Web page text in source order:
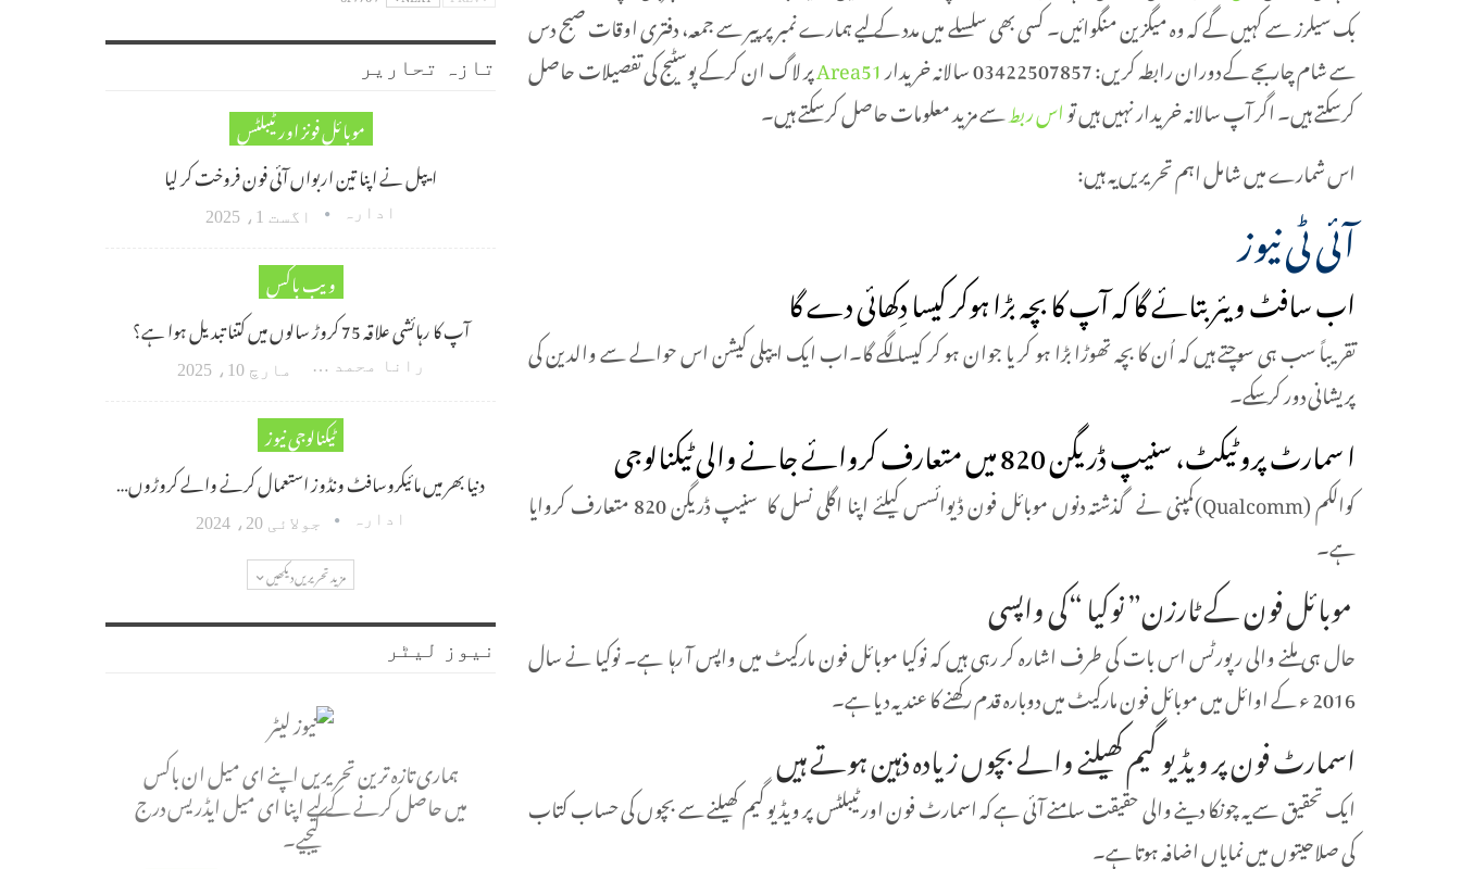
بک سیلرز سے کہیں گے کہ وہ میگزین منگوائیں۔ کسی بھی سلسلے میں مدد کے لیے ہمارے نمبر پر پیر سے جمعہ، دفتری اوقات صبح دس
سے شام چار بجے کے دوران رابطہ کریں: 03422507857 سالانہ خریدار
Area51پر لاگ ان کرکے پوسٹیج کی تفصیلات حاصل
کرسکتے ہیں۔ اگر آپ سالانہ خریدار نہیں ہیں تواس ربطسے مزید معلومات حاصل کرسکتے ہیں۔
اس شمارے میں شامل اہم تحریریں یہ ہیں:
آئی ٹی نیوز
اب سافٹ ویئر بتائے گا کہ آپ کا بچہ بڑا ہوکر کیسا دِکھائی دے گا
تقریباً سب ہی سوچتے ہیں کہ اُن کا بچہ تھوڑا بڑا ہو کر یا جوان ہو کر کیسا لگے گا۔اب ایک ایپلی کیشن اس حوالے سے والدین کی
پریشانی دور کر سکے۔
ا سمارٹ پروٹیکٹ، سنیپ ڈریگن 820 میں متعارف کروائے جانے والی ٹیکنالوجی
کوالکم (Qualcomm)کمپنی نے گذشتہ دنوں موبائل فون ڈیوائسس کیلئے اپنا اگلی نسل کا سنیپ ڈریگن 820 متعارف کروایا
ہے۔
موبائل فون کے ٹارزن” نوکیا “کی واپسی
حال ہی ملنے والی رپورٹس اس بات کی طرف اشارہ کر رہی ہیں کہ نوکیا موبائل فون مارکیٹ میں واپس آ رہا ہے۔ نوکیا نے سال
2016 ء کے اوائل میں موبائل فون مارکیٹ میں دوبارہ قدم رکھنے کا عندیہ دیا ہے۔
اسمارٹ فون پر ویڈیو گیم کھیلنے والے بچوں زیادہ ذہین ہوتے ہیں
ایک تحقیق سے یہ چونکا دینے والی حقیقت سامنے آئی ہے کہ اسمارٹ فون اور ٹیبلٹس پر ویڈیو گیم کھیلنے سے بچوں کی حساب کتاب
کی صلاحیتوں میں نمایاں اضافہ ہوتا ہے۔
تازہ تحاریر
موبائل فونز اور ٹیبلٹس
ایپل نے اپنا تین اربواں آئی فون فروخت کر لیا
ادارہ اگست 1، 2025
ویب باکس
آپ کا رہائشی علاقہ 75 کروڑ سالوں میں کتنا تبدیل ہوا ہے؟
رانا محمد امین اکبر مارچ 10، 2025
ٹیکنالوجی نیوز
دنیا بھر میں مائیکروسافٹ ونڈوز استعمال کرنے والے کروڑوں…
ادارہ جولائی 20، 2024
مزید تحریریں دیکھیں
نیوز لیٹر
ہماری تازہ ترین تحریریں اپنے ای میل ان باکس
میں حاصل کرنے کے لیے اپنا ای میل ایڈریس درج
کیجیے۔